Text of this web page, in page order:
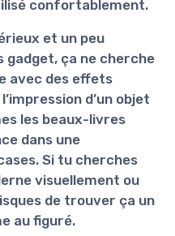
confortablement.
et un peu
gadget, ça ne cherche
avec des effets
d’un objet
les beaux-livres
dans une
Si tu cherches
visuellement ou
de trouver ça un
au figuré.